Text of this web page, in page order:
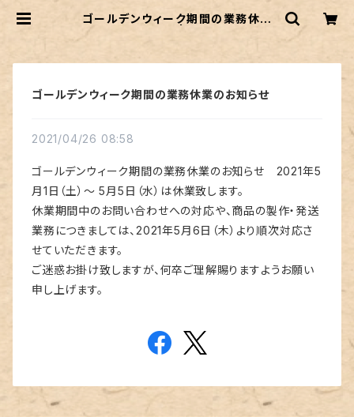
ゴールデンウィーク期間の業務休業
ゴールデンウィーク期間の業務休業のお知らせ
2021/04/26 08:58
ゴールデンウィーク期間の業務休業のお知らせ 2021年5
月1日（土）～ 5月5日（水）は休業致します。
休業期間中のお問い合わせへの対応や、商品の製作・発送
業務につきましては、2021年5月6日（木）より順次対応さ
せていただきます。
ご迷惑お掛け致しますが、何卒ご理解賜りますようお願い
申し上げます。